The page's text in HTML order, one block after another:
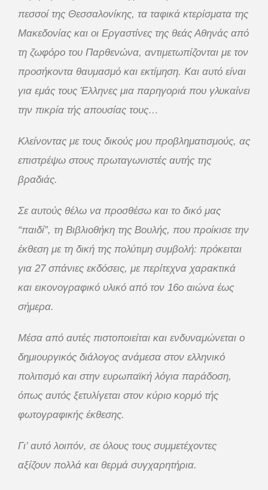
πεσσοί της Θεσσαλονίκης, τα ταφικά κτερίσματα της
Μακεδονίας και οι Εργαστίνες της θεάς Αθηνάς από
τη ζωφόρο του Παρθενώνα, αντιμετωπίζονται με τον
προσήκοντα θαυμασμό και εκτίμηση. Και αυτό είναι
για εμάς τους Έλληνες μια παρηγοριά που γλυκαίνει
την πικρία τής απουσίας τους…
Κλείνοντας με τους δικούς μου προβληματισμούς, ας
επιστρέψω στους πρωταγωνιστές αυτής της
βραδιάς.
Σε αυτούς θέλω να προσθέσω και το δικό μας
“παιδί”, τη Βιβλιοθήκη της Βουλής, που προίκισε την
έκθεση με τη δική της πολύτιμη συμβολή: πρόκειται
για 27 σπάνιες εκδόσεις, με περίτεχνα χαρακτικά
και εικονογραφικό υλικό από τον 16ο αιώνα έως
σήμερα.
Μέσα από αυτές πιστοποιείται και ενδυναμώνεται ο
δημιουργικός διάλογος ανάμεσα στον ελληνικό
πολιτισμό και στην ευρωπαϊκή λόγια παράδοση,
όπως αυτός ξετυλίγεται στον κύριο κορμό τής
φωτογραφικής έκθεσης.
Γι’ αυτό λοιπόν, σε όλους τους συμμετέχοντες
αξίζουν πολλά και θερμά συγχαρητήρια.